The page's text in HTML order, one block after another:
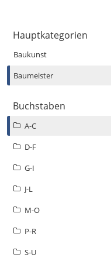
Hauptkategorien
Baukunst
Baumeister
Buchstaben
A-C
D-F
G-I
J-L
M-O
P-R
S-U